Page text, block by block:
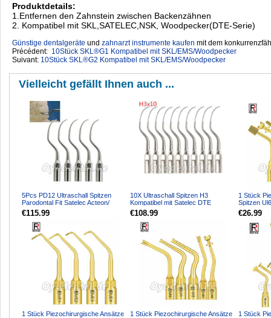
Produktdetails:
1.Entfernen den Zahnstein zwischen Backenzähnen
2. Kompatibel mit SKL,SATELEC,NSK, Woodpecker(DTE-Serie)
Günstige dentalgeräte ‎ und zahnarzt instrumente kaufen mit dem
Précédent: 10Stück SKL®G1 Kompatibel mit SKL/EMS/Woodpecker
Suivant: 10Stück SKL®G2 Kompatibel mit SKL/EMS/Woodpecker
Vielleicht gefällt Ihnen auch ...
5Pcs PD12 Ultraschall Spitzen
Parodontal Fit Satelec Acteon/
woodpecker DTE Ultr...
€115.99
10X Ultraschall Spitzen H3
Kompatibel mit Satelec DTE
Ultraschall Handstück
€108.99
1 Stück
Spitzen
für
€26.99
1 Stück Piezochirurgische Ansätze
1 Stück Piezochirurgische Ansätze
1 Stück